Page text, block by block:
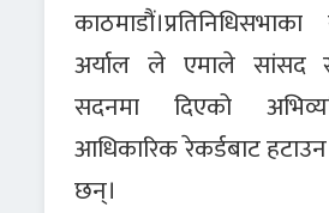
अर्याल ले एमाले सांसद
सदनमा दिएको
आधिकारिक रेकर्डबाट
छन्।